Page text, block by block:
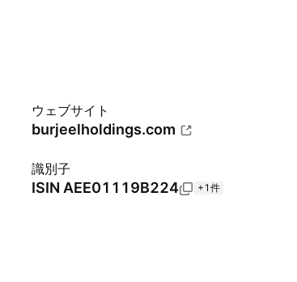
ウェブサイト
burjeelholdings.com
識別子
ISIN AEE01119B224 +1件